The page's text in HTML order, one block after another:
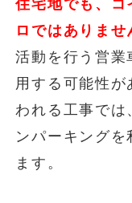
住宅地でも、コ
ロではありませ
活動を行う営業
用する可能性が
われる工事では
ンパーキングを
ます。